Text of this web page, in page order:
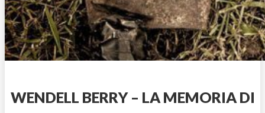
WENDELL BERRY – LA MEMORIA DI